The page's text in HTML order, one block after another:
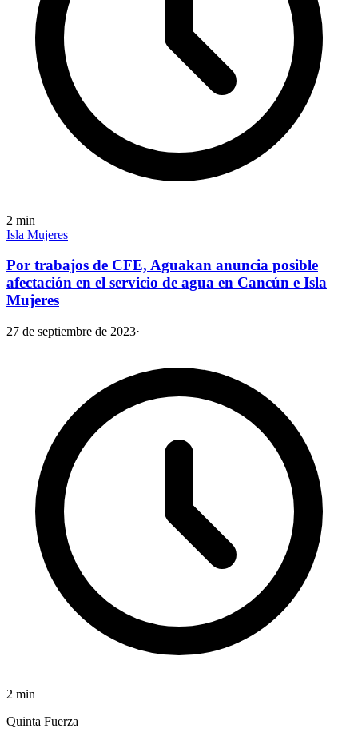
2 min
Isla Mujeres
Por trabajos de CFE, Aguakan anuncia posible
afectación en el servicio de agua en Cancún e Isla
Mujeres
27 de septiembre de 2023·
2 min
Quinta Fuerza